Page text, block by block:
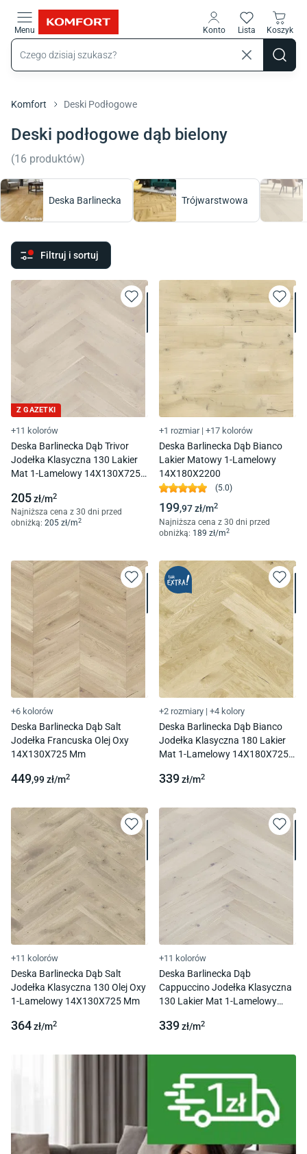
Menu Konto Lista Koszyk
Komfort Deski Podłogowe
Deski podłogowe dąb bielony
(16 produktów)
Deska Barlinecka Trójwarstwowa
Filtruj i sortuj
Z GAZETKI
+11 kolorów
Deska Barlinecka Dąb Trivor
Jodełka Klasyczna 130 Lakier
Mat 1-Lamelowy 14X130X725
205zł/m2
Najniższa cena z 30 dni przed
obniżką: 205 zł/m2
+1 rozmiar | +17 kolorów
Deska Barlinecka Dąb Bianco
Lakier Matowy 1-Lamelowy
14X180X2200
(5.0)
199,97zł/m2
Najniższa cena z 30 dni przed
obniżką: 189 zł/m2
+6 kolorów
Deska Barlinecka Dąb Salt
Jodełka Francuska Olej Oxy
14X130X725 Mm
449,99zł/m2
+2 rozmiary | +4 kolory
Deska Barlinecka Dąb Bianco
Jodełka Klasyczna 180 Lakier
Mat 1-Lamelowy 14X180X725
339zł/m2
+11 kolorów
Deska Barlinecka Dąb Salt
Jodełka Klasyczna 130 Olej Oxy
1-Lamelowy 14X130X725 Mm
364zł/m2
+11 kolorów
Deska Barlinecka Dąb
Cappuccino Jodełka Klasyczna
130 Lakier Mat 1-Lamelowy
339zł/m2